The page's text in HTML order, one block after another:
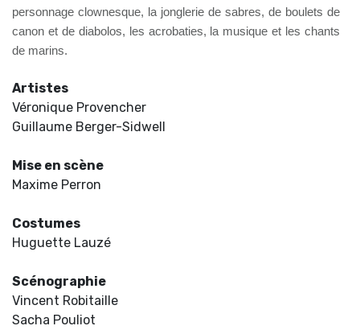
personnage clownesque, la jonglerie de sabres, de boulets de
canon et de diabolos, les acrobaties, la musique et les chants
de marins.
Artistes
Véronique Provencher
Guillaume Berger-Sidwell
Mise en scène
Maxime Perron
Costumes
Huguette Lauzé
Scénographie
Vincent Robitaille
Sacha Pouliot